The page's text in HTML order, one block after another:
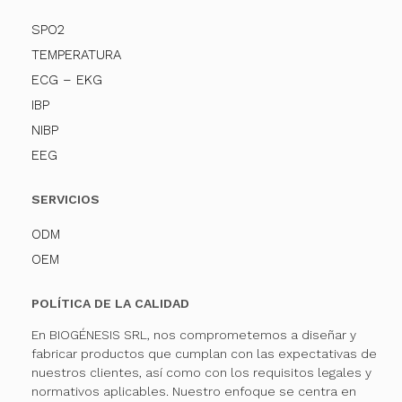
SPO2
TEMPERATURA
ECG – EKG
IBP
NIBP
EEG
SERVICIOS
ODM
OEM
POLÍTICA DE LA CALIDAD
En BIOGÉNESIS SRL, nos comprometemos a diseñar y
fabricar productos que cumplan con las expectativas de
nuestros clientes, así como con los requisitos legales y
normativos aplicables. Nuestro enfoque se centra en